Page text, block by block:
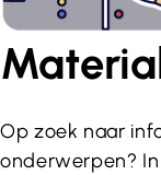
Op zoek naar
onderwerpen?